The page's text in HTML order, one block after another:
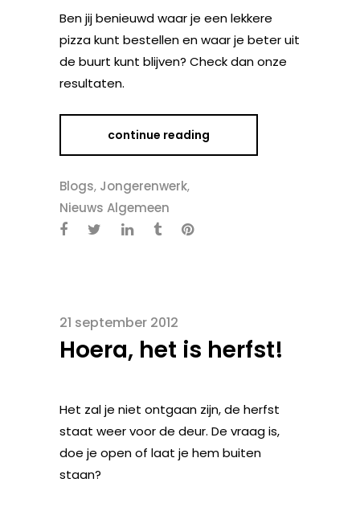
Ben jij benieuwd waar je een lekkere
pizza kunt bestellen en waar je beter uit
de buurt kunt blijven? Check dan onze
resultaten.
continue reading
Blogs, Jongerenwerk,
Nieuws Algemeen
21 september 2012
Hoera, het is herfst!
Het zal je niet ontgaan zijn, de herfst
staat weer voor de deur. De vraag is,
doe je open of laat je hem buiten
staan?